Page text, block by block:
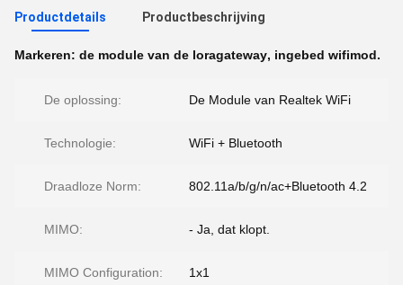
Productdetails Productbeschrijving
Markeren: de module van de loragateway, ingebed wifimod.
De oplossing: De Module van Realtek WiFi
Technologie: WiFi + Bluetooth
Draadloze Norm: 802.11a/b/g/n/ac+Bluetooth 4.2
MIMO: - Ja, dat klopt.
MIMO Configuration: 1x1